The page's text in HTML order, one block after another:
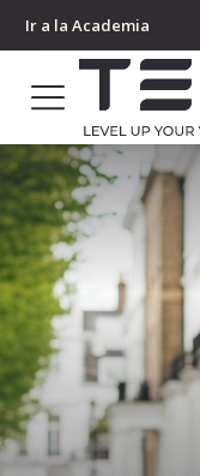
Ir a la Academia
Portada
Inglaterra